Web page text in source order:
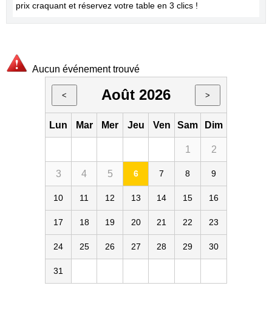
prix craquant et réservez votre table en 3 clics !
Aucun événement trouvé
< Août 2026 >
Lun Mar Mer Jeu Ven Sam Dim
1 2
3 4 5 6 7 8 9
10 11 12 13 14 15 16
17 18 19 20 21 22 23
24 25 26 27 28 29 30
31